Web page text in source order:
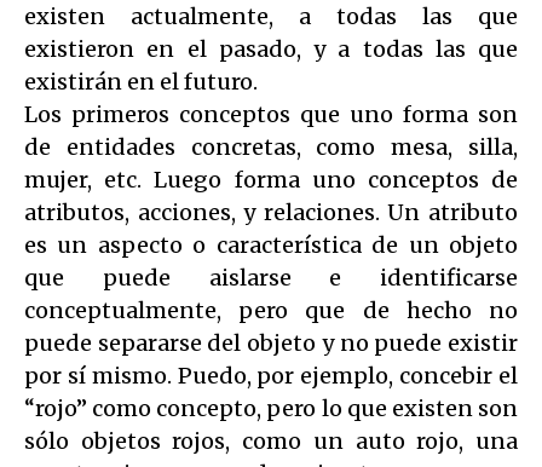
existen actualmente, a todas las que
existieron en el pasado, y a todas las que
existirán en el futuro.
Los primeros conceptos que uno forma son
de entidades concretas, como mesa, silla,
mujer, etc. Luego forma uno conceptos de
atributos, acciones, y relaciones. Un atributo
es un aspecto o característica de un objeto
que puede aislarse e identificarse
conceptualmente, pero que de hecho no
puede separarse del objeto y no puede existir
por sí mismo. Puedo, por ejemplo, concebir el
“rojo” como concepto, pero lo que existen son
sólo objetos rojos, como un auto rojo, una